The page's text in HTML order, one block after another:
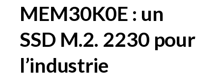
MEM30K0E : un
SSD M.2. 2230 pour
l’industrie